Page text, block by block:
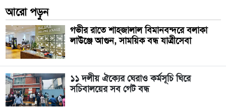
আরো পড়ুন
গভীর রাতে শাহজালাল বিমানবন্দরে বলাকা
লাউঞ্জে আগুন, সাময়িক বন্ধ যাত্রীসেবা
১১ দলীয় ঐক্যের ঘেরাও কর্মসূচি ঘিরে
সচিবালয়ের সব গেট বন্ধ